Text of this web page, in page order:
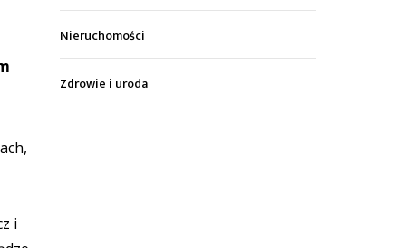
i
Nieruchomości
Zdrowie i uroda